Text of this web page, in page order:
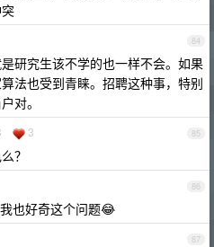
84
研究生该不学的也一样不会。如果
法也受到青睐。招聘这种事，特别
对。
85
3
？
86
也好奇这个问题😂
87